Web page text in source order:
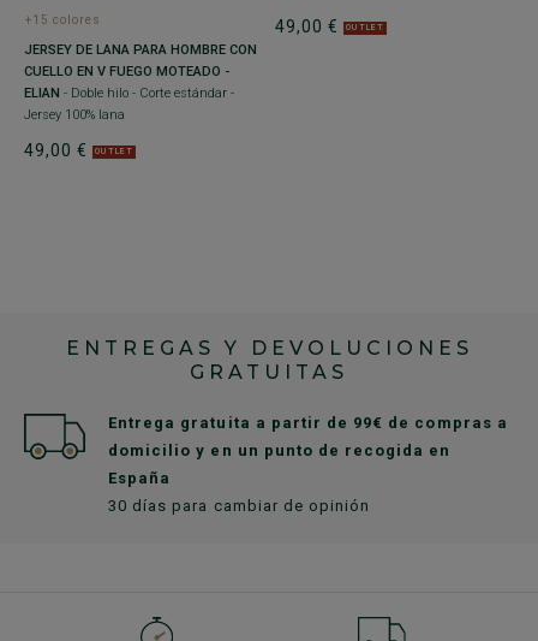
+15 colores
JERSEY DE LANA PARA HOMBRE CON
CUELLO EN V FUEGO MOTEADO -
ELIAN - Doble hilo - Corte estándar -
Jersey 100% lana
49,00 € OUTLET
49,00 € OUTLET
ENTREGAS Y DEVOLUCIONES
GRATUITAS
Entrega gratuita a partir de 99€ de compras a
domicilio y en un punto de recogida en
España
30 días para cambiar de opinión